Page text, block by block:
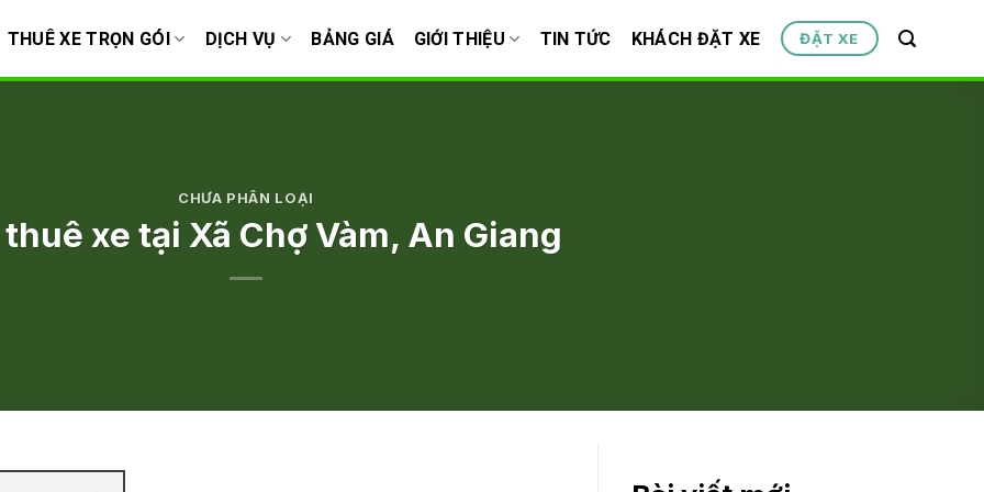
THUÊ XE TRỌN GÓI DỊCH VỤ BẢNG GIÁ GIỚI THIỆU TIN TỨC KHÁCH ĐẶT XE ĐẶT XE
CHƯA PHÂN LOẠI
xe tại Xã Chợ Vàm, An Giang